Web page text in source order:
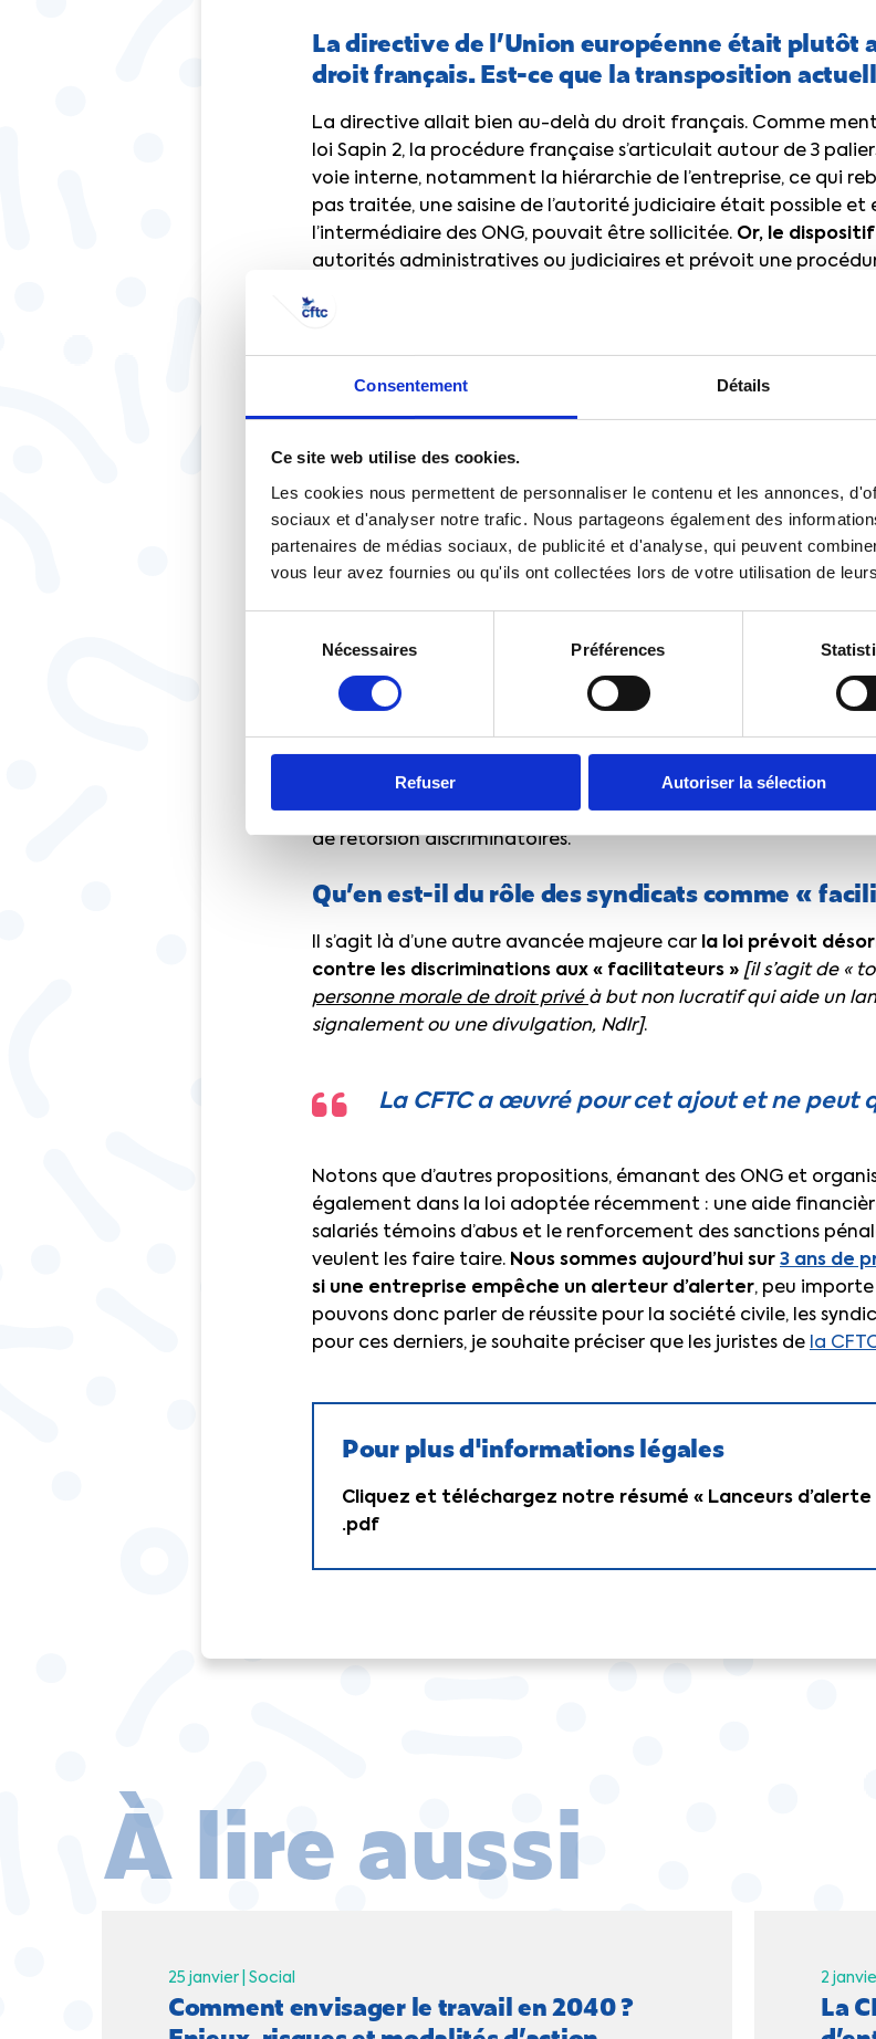
Consentement Détails
Ce site web utilise des cookies.
Les cookies nous permettent de personnaliser le contenu et les annonces,
sociaux et d'analyser notre trafic. Nous partageons également des
partenaires de médias sociaux, de publicité et d'analyse, qui peuvent
vous leur avez fournies ou qu'ils ont collectées lors de votre utilisation de
consentement
Nécessaires Préférences
Refuser Autoriser la sélection
La directive de l’Union européenne était plutôt
droit français. Est-ce que la transposition
La directive allait bien au-delà du droit français. Comme
loi Sapin 2, la procédure française s’articulait autour de 3
voie interne, notamment la hiérarchie de l’entreprise, ce qui
pas traitée, une saisine de l’autorité judiciaire était possible et
l’intermédiaire des ONG, pouvait être sollicitée. Or, le
autorités administratives ou judiciaires et prévoit une
d’urgence.
la hiérarchisation des canaux, nous pouvons répondre « oui »
donne le choix au lanceur d’alerte de saisir directement
faits en interne, dans l’entreprise, Ndlr]
C’est d’ailleurs le point qui a fait l’objet des évolutions les plus
La CFTC, qui a œuvré pour cette avancée,
ainsi que de la consultation des instances
Comité social et économique, par
place de la procédure interne.
Même si nous regrettons qu’en cas de mise en place du canal
supérieur hiérarchique (direct ou indirect), l’employeur lui-
Ndlr]auprès de qui l’alerteur peut porter le signalement, ne
de rétorsion discriminatoires.
Qu’en est-il du rôle des syndicats comme «
Il s’agit là d’une autre avancée majeure car la loi prévoit
contre les discriminations aux « facilitateurs » [il s’agit de «
personne morale de droit privé à but non lucratif qui aide un
signalement ou une divulgation, Ndlr].
La CFTC a œuvré pour cet ajout et ne peut
Notons que d’autres propositions, émanant des ONG et
également dans la loi adoptée récemment : une aide
salariés témoins d’abus et le renforcement des sanctions
veulent les faire taire. Nous sommes aujourd’hui sur 3 ans de
si une entreprise empêche un alerteur d’alerter, peu importe
pouvons donc parler de réussite pour la société civile, les
pour ces derniers, je souhaite préciser que les juristes de la
Pour plus d'informations légales
Cliquez et téléchargez notre résumé « Lanceurs
.pdf
À lire aussi
25 janvier | Social
Comment envisager le travail en 2040 ?
2
La